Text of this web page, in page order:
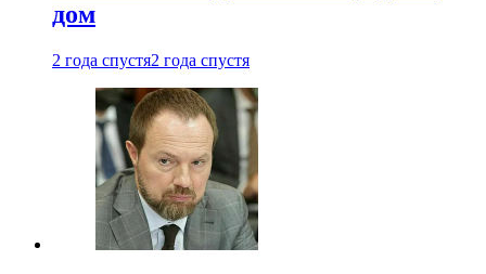
дом
2 года спустя2 года спустя